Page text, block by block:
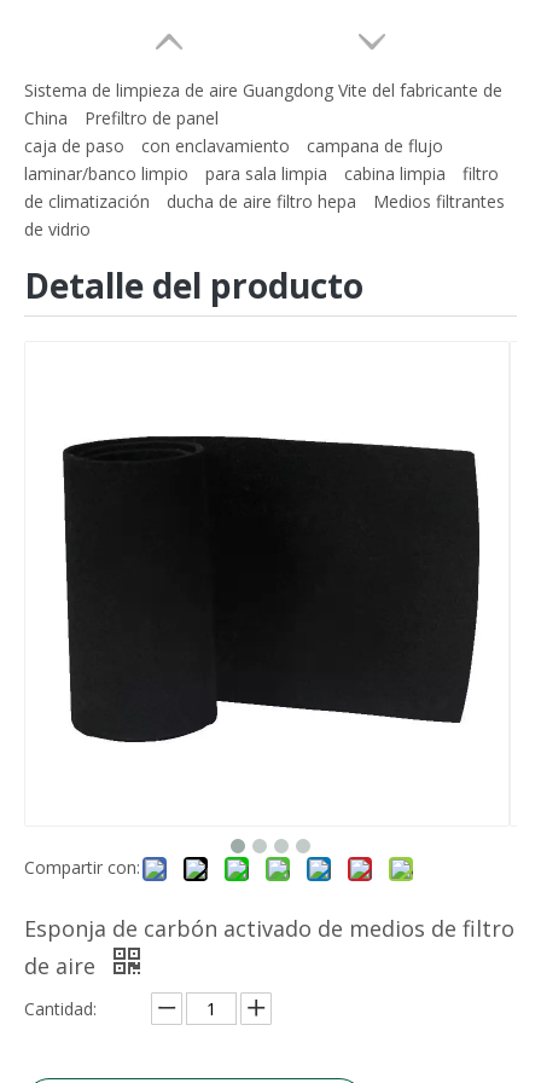
Prefiltro de aire de malla de nailon Gn
Sistema de limpieza de aire Guangdong Vite del fabricante de
China
Prefiltro de panel
caja de paso
con enclavamiento
campana de flujo
laminar/banco limpio
para sala limpia cabina limpia
filtro
de climatización
ducha de aire filtro hepa
Medios filtrantes
de vidrio
Detalle del producto
Compartir con:
Esponja de carbón activado de medios de filtro
de aire
Cantidad: